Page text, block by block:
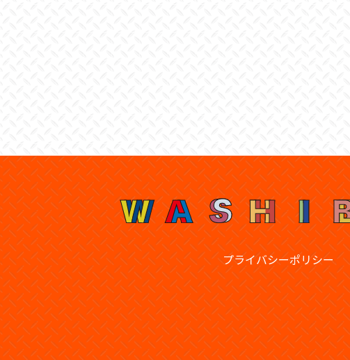
プライバシーポリシー